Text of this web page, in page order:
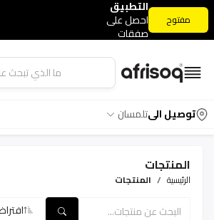
التطبيق
احصل على
صفقات
الحصرية
مفتوح
توصيل الىتلمسان
المنتجات
الرئيسية المنتجات